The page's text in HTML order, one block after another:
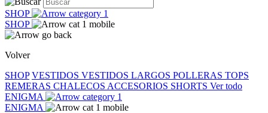
SHOP
SHOP
Volver
SHOP VESTIDOS VESTIDOS LARGOS POLLERAS TOPS
REMERAS CHALECOS ACCESORIOS SHORTS Ver todo
ENIGMA
ENIGMA